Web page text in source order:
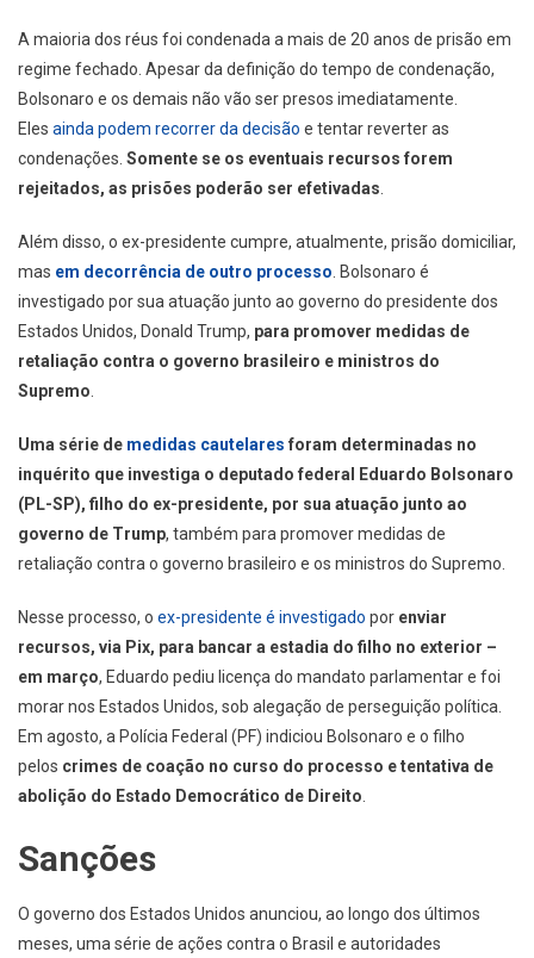
A maioria dos réus foi condenada a mais de 20 anos de prisão em
regime fechado. Apesar da definição do tempo de condenação,
Bolsonaro e os demais não vão ser presos imediatamente.
Eles ainda podem recorrer da decisão e tentar reverter as
condenações. Somente se os eventuais recursos forem
rejeitados, as prisões poderão ser efetivadas
Além disso, o ex-presidente cumpre, atualmente, prisão domiciliar,
mas em decorrência de outro processo . Bolsonaro é
investigado por sua atuação junto ao governo do presidente dos
Estados Unidos, Donald Trump, para promover medidas de
retaliação contra o governo brasileiro e ministros do
Supremo
Uma série de medidas cautelares foram determinadas no
inquérito que investiga o deputado federal Eduardo Bolsonaro
(PL-SP), filho do ex-presidente, por sua atuação junto ao
governo de Trump, também para promover medidas de
retaliação contra o governo brasileiro e os ministros do Supremo.
Nesse processo, o ex-presidente é investigado por enviar
recursos, via Pix, para bancar a estadia do filho no exterior –
em março, Eduardo pediu licença do mandato parlamentar e foi
morar nos Estados Unidos, sob alegação de perseguição política.
Em agosto, a Polícia Federal (PF) indiciou Bolsonaro e o filho
pelos crimes de coação no curso do processo e tentativa de
abolição do Estado Democrático de Direito
Sanções
O governo dos Estados Unidos anunciou, ao longo dos últimos
meses, uma série de ações contra o Brasil e autoridades